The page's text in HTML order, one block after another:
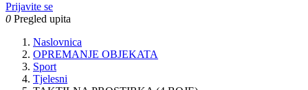
Prijavite se
0 Pregled upita
Naslovnica
OPREMANJE OBJEKATA
Sport
Tjelesni